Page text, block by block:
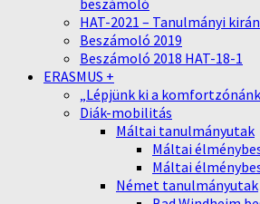
beszámoló
HAT-2021 – Tanulmányi
Beszámoló 2019
Beszámoló 2018 HAT-18-1
ERASMUS +
„Lépjünk ki a
Diák-mobilitás
Máltai tanulmányutak
Máltai
Máltai
Német tanulmányutak